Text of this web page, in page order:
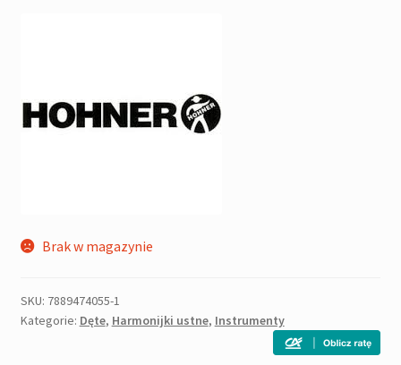
Brak w magazynie
SKU: 7889474055-1
Kategorie: Dęte, Harmonijki ustne, Instrumenty